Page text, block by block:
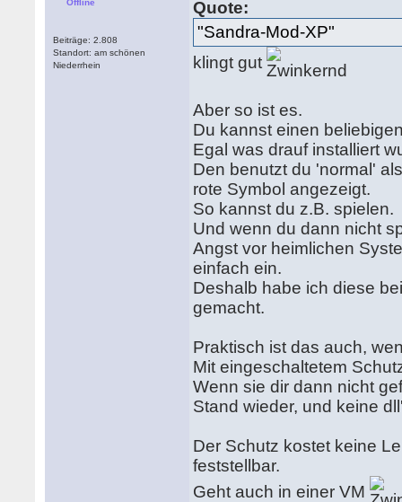
Offline
Beiträge: 2.808
Standort: am schönen
Niederrhein
Quote:
"Sandra-Mod-XP"
klingt gut
Aber so ist es.
Du kannst einen
Egal was drauf installiert
Den benutzt du 'normal'
rote Symbol angezeigt.
So kannst du z.B. spielen.
Und wenn du dann nicht
Angst vor heimlichen
einfach ein.
Deshalb habe ich diese
gemacht.
Praktisch ist das auch,
Mit eingeschaltetem
Wenn sie dir dann nicht
Stand wieder, und keine
Der Schutz kostet keine
feststellbar.
Geht auch in einer VM